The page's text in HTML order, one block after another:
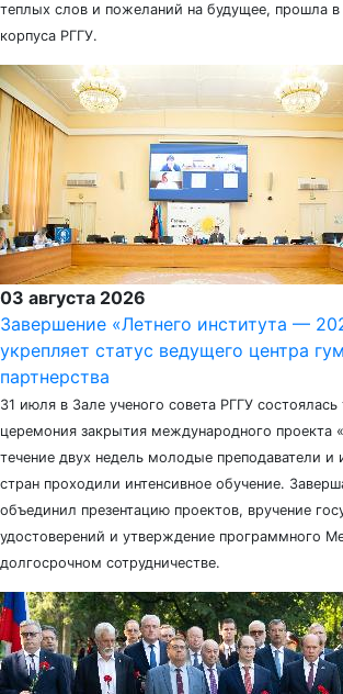
теплых слов и пожеланий на будущее, прошла в
корпуса РГГУ.
03 августа 2026
Завершение «Летнего института —
укрепляет статус ведущего центра
партнерства
31 июля в Зале ученого совета РГГУ
церемония закрытия международного проекта
течение двух недель молодые преподаватели и
стран проходили интенсивное обучение.
объединил презентацию проектов, вручение
удостоверений и утверждение программного
долгосрочном сотрудничестве.